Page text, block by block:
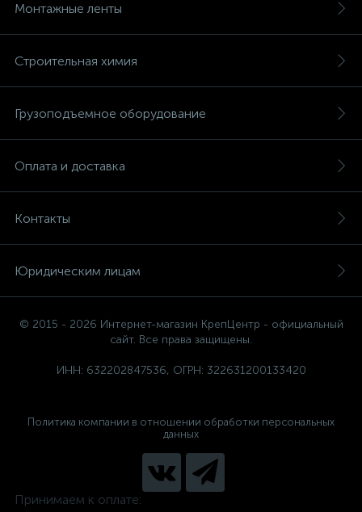
Монтажные ленты
Строительная химия
Грузоподъемное оборудование
Оплата и доставка
Контакты
Юридическим лицам
© 2015 - 2026 Интернет-магазин КрепЦентр - официальный
сайт. Все права защищены.
ИНН: 632202847536, ОГРН: 322631200133420
Политика компании в отношении обработки персональных
данных
Принимаем к оплате: